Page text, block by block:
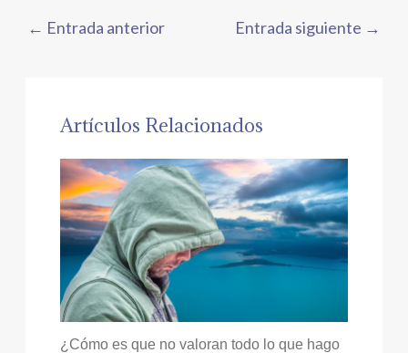
← Entrada anterior Entrada siguiente →
Artículos Relacionados
¿Cómo es que no valoran todo lo que hago